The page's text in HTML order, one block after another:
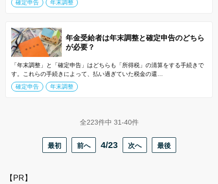
確定申告
年末調整
年金受給者は年末調整と確定申告のどちら
が必要？
「年末調整」と「確定申告」はどちらも「所得税」の清算をする手続きで
す。これらの手続きによって、払い過ぎていた税金の還…
確定申告
年末調整
全223件中 31-40件
最初 前へ 4/23 次へ 最後
【PR】